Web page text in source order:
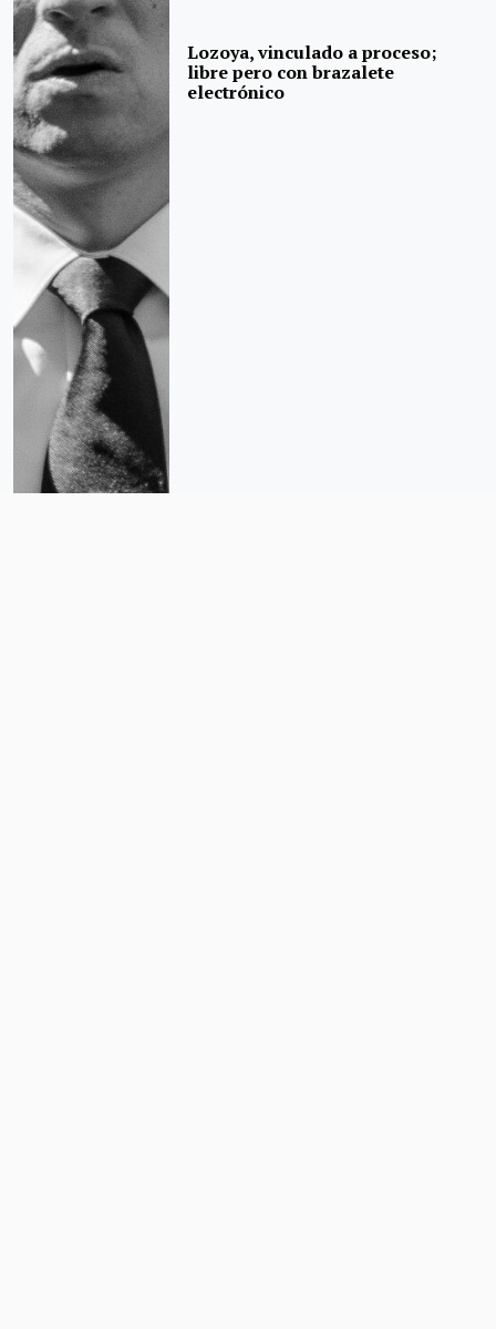
Lozoya, vinculado a proceso;
libre pero con brazalete
electrónico